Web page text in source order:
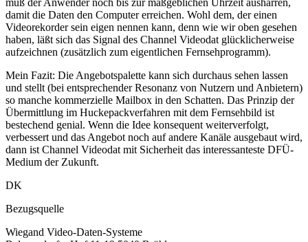
muß der Anwender noch bis zur maßgeblichen Uhrzeit ausharren,
damit die Daten den Computer erreichen. Wohl dem, der einen
Videorekorder sein eigen nennen kann, denn wie wir oben gesehen
haben, läßt sich das Signal des Channel Videodat glücklicherweise
aufzeichnen (zusätzlich zum eigentlichen Fernsehprogramm).
Mein Fazit: Die Angebotspalette kann sich durchaus sehen lassen
und stellt (bei entsprechender Resonanz von Nutzern und Anbietern)
so manche kommerzielle Mailbox in den Schatten. Das Prinzip der
Übermittlung im Huckepackverfahren mit dem Fernsehbild ist
bestechend genial. Wenn die Idee konsequent weiterverfolgt,
verbessert und das Angebot noch auf andere Kanäle ausgebaut wird,
dann ist Channel Videodat mit Sicherheit das interessanteste DFÜ-
Medium der Zukunft.
DK
Bezugsquelle
Wiegand Video-Daten-Systeme